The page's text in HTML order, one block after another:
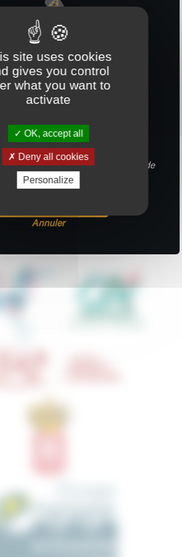
vous plus
18 ans ?
ce site, vous confirmez avoir plus de
Annuler
site uses cookies
gives you control
what you want to
activate
OK, accept all
Deny all cookies
Personalize